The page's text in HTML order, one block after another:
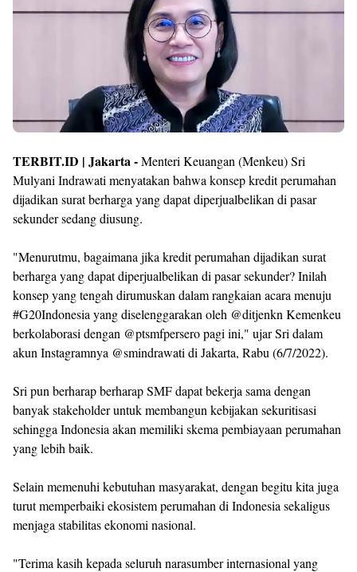
TERBIT.ID | Jakarta -Menteri Keuangan (Menkeu) Sri
Mulyani Indrawati menyatakan bahwa konsep kredit perumahan
dijadikan surat berharga yang dapat diperjualbelikan di pasar
sekunder sedang diusung.
"Menurutmu, bagaimana jika kredit perumahan dijadikan surat
berharga yang dapat diperjualbelikan di pasar sekunder? Inilah
konsep yang tengah dirumuskan dalam rangkaian acara menuju
#G20Indonesia yang diselenggarakan oleh @ditjenkn Kemenkeu
berkolaborasi dengan @ptsmfpersero pagi ini," ujar Sri dalam
akun Instagramnya @smindrawati di Jakarta, Rabu (6/7/2022).
Sri pun berharap berharap SMF dapat bekerja sama dengan
banyak stakeholder untuk membangun kebijakan sekuritisasi
sehingga Indonesia akan memiliki skema pembiayaan perumahan
yang lebih baik.
Selain memenuhi kebutuhan masyarakat, dengan begitu kita juga
turut memperbaiki ekosistem perumahan di Indonesia sekaligus
menjaga stabilitas ekonomi nasional.
"Terima kasih kepada seluruh narasumber internasional yang